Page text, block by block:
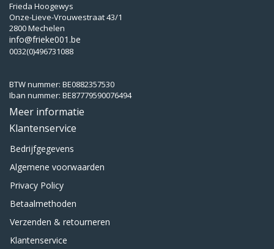
Frieda Hoogewys
Onze-Lieve-Vrouwestraat 43/1
2800 Mechelen
info@frieke001.be
0032(0)496731088
BTW nummer: BE0882357530
Iban nummer: BE87779590076494
Meer informatie
Klantenservice
Bedrijfgegevens
Algemene voorwaarden
Privacy Policy
Betaalmethoden
Verzenden & retourneren
Klantenservice